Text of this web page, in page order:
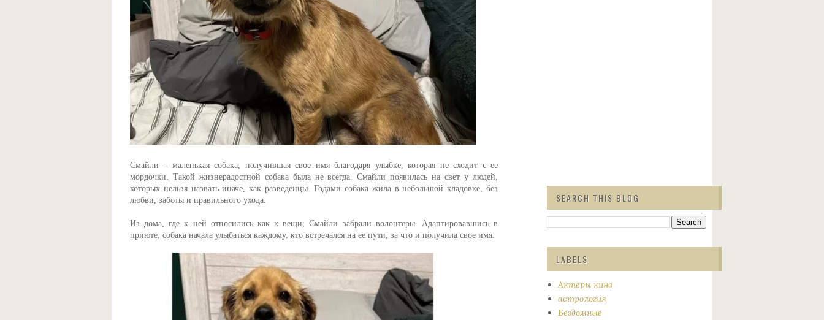
Смайли – маленькая собака, получившая свое имя благодаря улыбке, которая не сходит с ее
мордочки. Такой жизнерадостной собака была не всегда. Смайли появилась на свет у людей,
которых нельзя назвать иначе, как разведенцы. Годами собака жила в небольшой кладовке, без
любви, заботы и правильного ухода.
Из дома, где к ней относились как к вещи, Смайли забрали волонтеры. Адаптировавшись в
приюте, собака начала улыбаться каждому, кто встречался на ее пути, за что и получила свое имя.
SEARCH THIS BLOG
LABELS
Актеры кино
астрология
Бездомные